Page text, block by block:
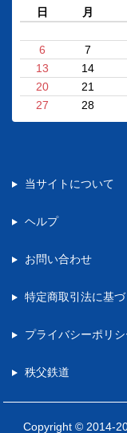
日
月
6
7
13
14
20
21
27
28
当サイトについて
ヘルプ
お問い合わせ
特定商取引法に基
プライバシーポリシ
秩父鉄道
Copyright © 2014-